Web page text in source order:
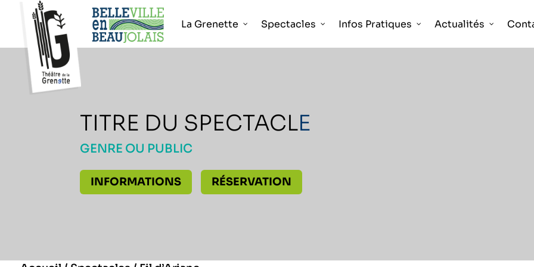
La Grenette Spectacles Infos Pratiques Actualités
TITRE DU SPECTACLE
GENRE OU PUBLIC
INFORMATIONS RÉSERVATION